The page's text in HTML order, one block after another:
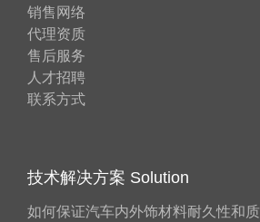
销售网络
代理资质
售后服务
人才招聘
联系方式
技术解决方案 Solution
如何保证汽车内外饰材料耐久性和质